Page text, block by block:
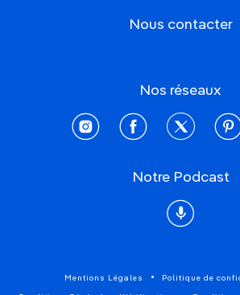
Nous contacter
Nos réseaux
instagramfacebooktwitter
Notre Podcast
Podcast
Mentions Légales Politique de